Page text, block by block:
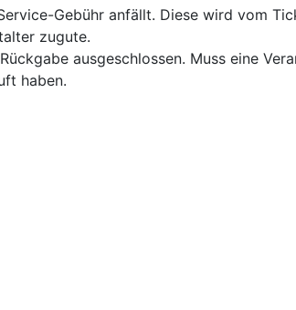
Gebühr anfällt. Diese wird vom
zugute.
ausgeschlossen. Muss eine
haben.